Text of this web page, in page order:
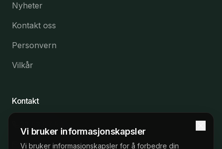
Vi bruker informasjonskapsler
Vi bruker informasjonskapsler for å forbedre din
Nyheter
Kontakt oss
Personvern
Vilkår
Kontakt
post@elbilleasing.no